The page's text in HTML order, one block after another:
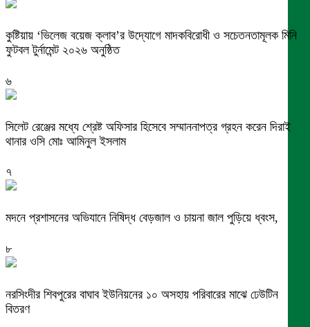
কুষ্টিয়ায় ‘ভিলেজ বয়েজ ক্লাব’র উদ্যোগে মাদকবিরোধী ও সচেতনতামূলক মিনি
ফুটবল টুর্নামেন্ট ২০২৬ অনুষ্ঠিত
৬
সিলেট রেঞ্জের মধ্যে শ্রেষ্ট অফিসার হিসেবে সম্মাননাপত্র গ্রহন করেন দিরাই
থানার ওসি মোঃ আমিনুল ইসলাম
৭
মদনে প্রশাসনের অভিযানে নিষিদ্ধ বেড়জাল ও চায়না জাল পুড়িয়ে ধ্বংস,
৮
নরসিংদীর শিবপুরের বাঘাব ইউনিয়নের ১০ অসহায় পরিবারের মাঝে ঢেউটিন
বিতরণ